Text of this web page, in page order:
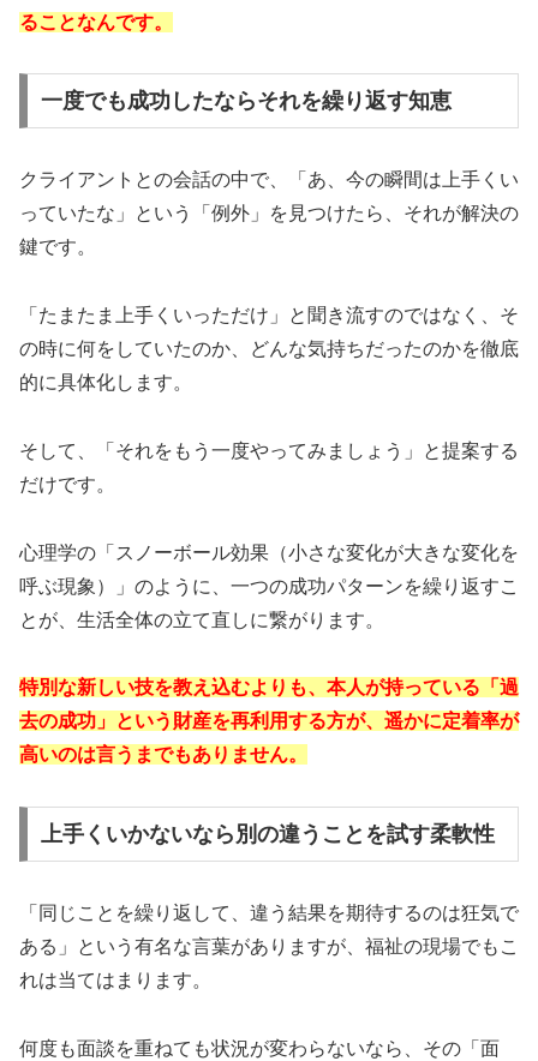
ることなんです。
一度でも成功したならそれを繰り返す知恵
クライアントとの会話の中で、「あ、今の瞬間は上手くい
っていたな」という「例外」を見つけたら、それが解決の
鍵です。
「たまたま上手くいっただけ」と聞き流すのではなく、そ
の時に何をしていたのか、どんな気持ちだったのかを徹底
的に具体化します。
そして、「それをもう一度やってみましょう」と提案する
だけです。
心理学の「スノーボール効果（小さな変化が大きな変化を
呼ぶ現象）」のように、一つの成功パターンを繰り返すこ
とが、生活全体の立て直しに繋がります。
特別な新しい技を教え込むよりも、本人が持っている「過
去の成功」という財産を再利用する方が、遥かに定着率が
高いのは言うまでもありません。
上手くいかないなら別の違うことを試す柔軟性
「同じことを繰り返して、違う結果を期待するのは狂気で
ある」という有名な言葉がありますが、福祉の現場でもこ
れは当てはまります。
何度も面談を重ねても状況が変わらないなら、その「面